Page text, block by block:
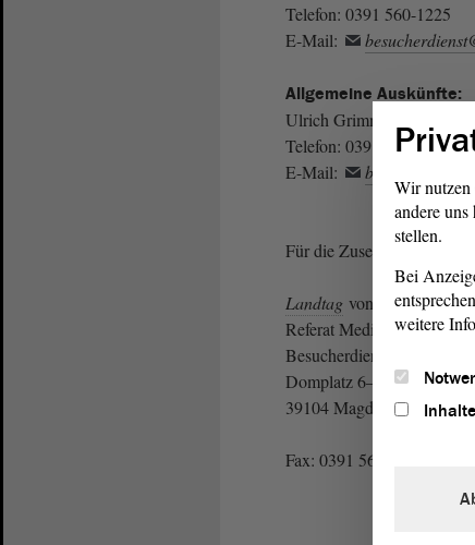
Telefon: 0391 560-1225
E-Mail:
Allgemeine Auskünfte:
Ulrich Grimm
Telefon: 0391 560-1224
E-Mail:
Für die Zusendung von
Landtag von Sachsen-
Referat Medien- und
Besucherdienst und
Domplatz 6–9
39104 Magdeburg
Fax: 0391 560-1123
Wir nutzen
andere
stellen.
Bei
weitere